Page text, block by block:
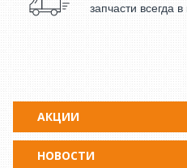
запчасти всегда
АКЦИИ
НОВОСТИ